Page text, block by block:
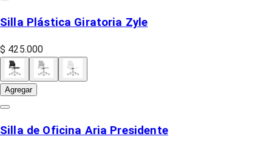
Silla Plástica Giratoria Zyle
$ 425.000
Agregar
Silla de Oficina Aria Presidente